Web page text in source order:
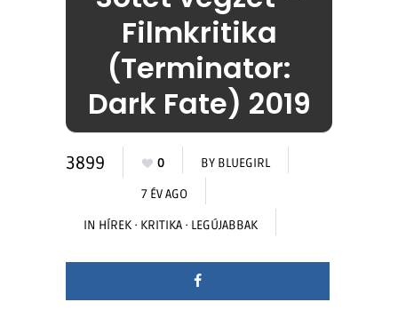
Filmkritika
(Terminator:
Dark Fate) 2019
3899 0 BY BLUEGIRL
7 ÉV AGO
IN HÍREK · KRITIKA · LEGÚJABBAK